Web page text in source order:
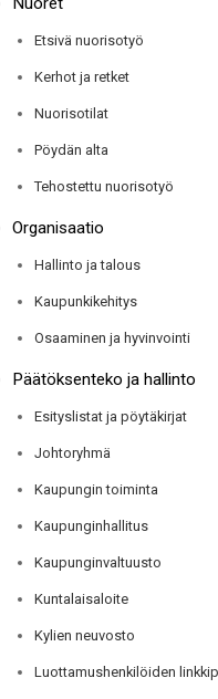
Etsivä nuorisotyö
Kerhot ja retket
Nuorisotilat
Pöydän alta
Tehostettu nuorisotyö
Organisaatio
Hallinto ja talous
Kaupunkikehitys
Osaaminen ja hyvinvointi
Päätöksenteko ja hallinto
Esityslistat ja pöytäkirjat
Johtoryhmä
Kaupungin toiminta
Kaupunginhallitus
Kaupunginvaltuusto
Kuntalaisaloite
Kylien neuvosto
Luottamushenkilöiden